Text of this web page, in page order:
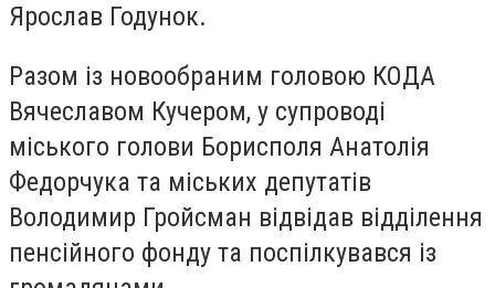
Ярослав Годунок.
Разом із новообраним головою КОДА
Вячеславом Кучером, у супроводі
міського голови Борисполя Анатолія
Федорчука та міських депутатів
Володимир Гройсман відвідав відділення
пенсійного фонду та поспілкувався із